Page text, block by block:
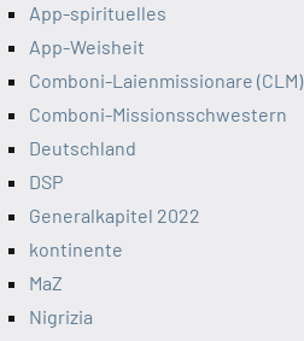
App-spirituelles
App-Weisheit
Comboni-Laienmissionare (CLM)
Comboni-Missionsschwestern
Deutschland
DSP
Generalkapitel 2022
kontinente
MaZ
Nigrizia